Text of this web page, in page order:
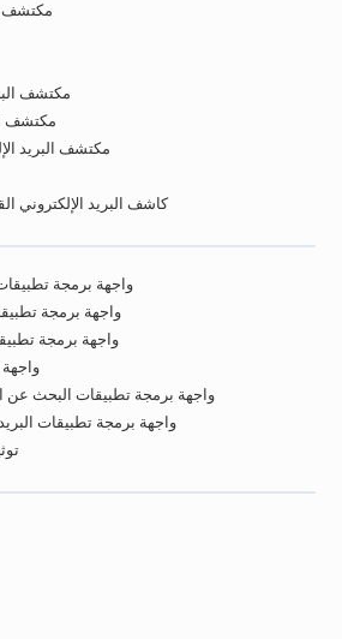
مكتشف
مكتشف
مكتشف
مكتشف البريد
كاشف البريد الإلكتروني
واجهة برمجة
واجهة برمجة
واجهة برمجة
واجهة برمجة تطبيقات البحث عن
واجهة برمجة تطبيقات